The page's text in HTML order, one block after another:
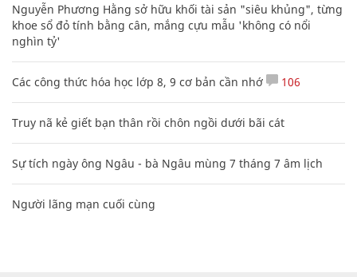
Nguyễn Phương Hằng sở hữu khối tài sản "siêu khủng", từng
khoe sổ đỏ tính bằng cân, mắng cựu mẫu 'không có nổi
nghìn tỷ'
Các công thức hóa học lớp 8, 9 cơ bản cần nhớ 106
Truy nã kẻ giết bạn thân rồi chôn ngồi dưới bãi cát
Sự tích ngày ông Ngâu - bà Ngâu mùng 7 tháng 7 âm lịch
Người lãng mạn cuối cùng